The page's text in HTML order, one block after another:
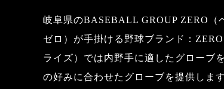
岐阜県のBASEBALL GROUP ZERO（
ゼロ）が手掛ける野球ブランド：
ライズ）では内野手に適したグローブ
の好みに合わせたグローブを提供しま